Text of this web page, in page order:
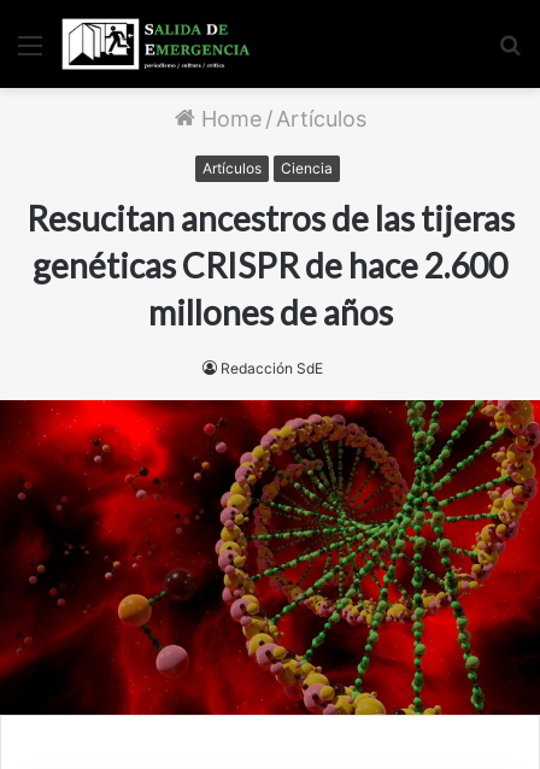
Menu
Home /Artículos
Artículos Ciencia
Resucitan ancestros de las tijeras
genéticas CRISPR de hace 2.600
millones de años
Redacción SdE